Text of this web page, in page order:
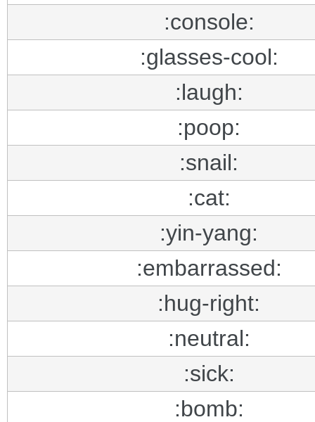
:console:
:glasses-cool:
:laugh:
:poop:
:snail:
:cat:
:yin-yang:
:embarrassed:
:hug-right:
:neutral:
:sick:
:bomb: